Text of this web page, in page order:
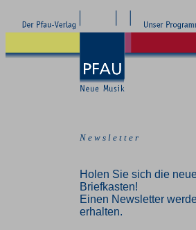
N e w s l e t t e r
Holen Sie sich die
Briefkasten!
Einen Newsletter
erhalten.